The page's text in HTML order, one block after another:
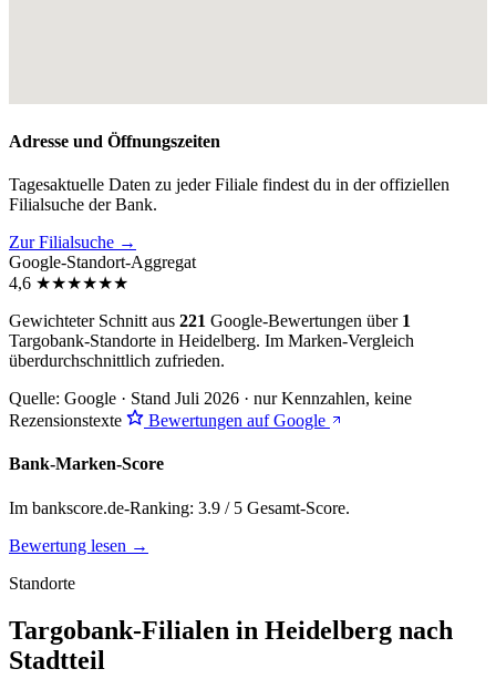
Adresse und Öffnungszeiten
Tagesaktuelle Daten zu jeder Filiale findest du in der offiziellen
Filialsuche der Bank.
Zur Filialsuche →
Google-Standort-Aggregat
4,6 ★★★★★★
Gewichteter Schnitt aus 221 Google-Bewertungen über 1
Targobank-Standorte in Heidelberg. Im Marken-Vergleich
überdurchschnittlich zufrieden.
Quelle: Google · Stand Juli 2026 · nur Kennzahlen, keine
Rezensionstexte
Bewertungen auf Google
Bank-Marken-Score
Im bankscore.de-Ranking: 3.9 / 5 Gesamt-Score.
Bewertung lesen →
Standorte
Targobank-Filialen in Heidelberg nach
Stadtteil